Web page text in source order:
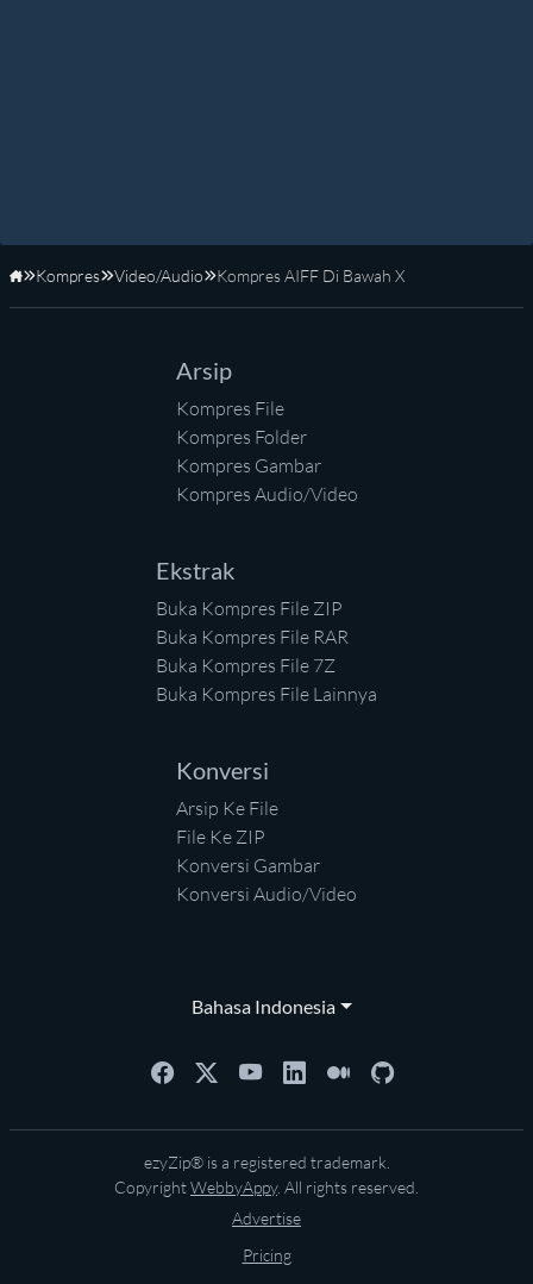
Beranda
Kompres Video/Audio Kompres AIFF Di Bawah X
Arsip
Kompres File
Kompres Folder
Kompres Gambar
Kompres Audio/Video
Ekstrak
Buka Kompres File ZIP
Buka Kompres File RAR
Buka Kompres File 7Z
Buka Kompres File Lainnya
Konversi
Arsip Ke File
File Ke ZIP
Konversi Gambar
Konversi Audio/Video
Bahasa Indonesia
ezyZip® is a registered trademark.
CopyrightWebbyAppy. All rights reserved.
Advertise
Pricing